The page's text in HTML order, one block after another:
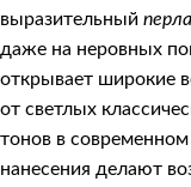
выразительный
даже на неровных
открывает широкие
от светлых
тонов в
нанесения делают